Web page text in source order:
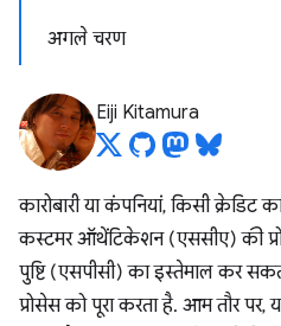
अगले चरण
Eiji Kitamura
कारोबारी या कंपनियां, किसी क्रेडिट
कस्टमर ऑथेंटिकेशन (एससीए) की
पुष्टि (एसपीसी) का इस्तेमाल कर
प्रोसेस को पूरा करता है. आम तौर पर,